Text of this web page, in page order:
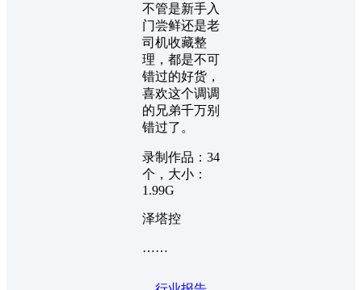
不管是新手入
门尝鲜还是老
司机收藏整
理，都是不可
错过的好货，
喜欢这个调调
的兄弟千万别
错过了。
录制作品：34
个，大小：
1.99G
泽塔控
……